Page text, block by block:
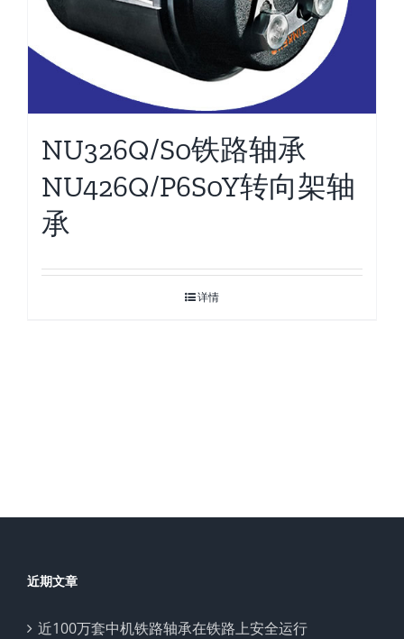
NU326Q/S0铁路轴承
NU426Q/P6S0Y转向架轴
承
详情
近期文章
近100万套中机铁路轴承在铁路上安全运行